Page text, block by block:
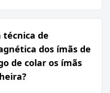
de
dos ímãs de
de colar os ímãs